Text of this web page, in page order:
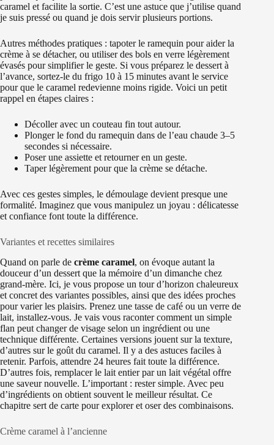
caramel et facilite la sortie. C’est une astuce que j’utilise quand
je suis pressé ou quand je dois servir plusieurs portions.
Autres méthodes pratiques : tapoter le ramequin pour aider la
crème à se détacher, ou utiliser des bols en verre légèrement
évasés pour simplifier le geste. Si vous préparez le dessert à
l’avance, sortez-le du frigo 10 à 15 minutes avant le service
pour que le caramel redevienne moins rigide. Voici un petit
rappel en étapes claires :
Décoller avec un couteau fin tout autour.
Plonger le fond du ramequin dans de l’eau chaude 3–5
secondes si nécessaire.
Poser une assiette et retourner en un geste.
Taper légèrement pour que la crème se détache.
Avec ces gestes simples, le démoulage devient presque une
formalité. Imaginez que vous manipulez un joyau : délicatesse
et confiance font toute la différence.
Variantes et recettes similaires
Quand on parle de crème caramel, on évoque autant la
douceur d’un dessert que la mémoire d’un dimanche chez
grand‑mère. Ici, je vous propose un tour d’horizon chaleureux
et concret des variantes possibles, ainsi que des idées proches
pour varier les plaisirs. Prenez une tasse de café ou un verre de
lait, installez‑vous. Je vais vous raconter comment un simple
flan peut changer de visage selon un ingrédient ou une
technique différente. Certaines versions jouent sur la texture,
d’autres sur le goût du caramel. Il y a des astuces faciles à
retenir. Parfois, attendre 24 heures fait toute la différence.
D’autres fois, remplacer le lait entier par un lait végétal offre
une saveur nouvelle. L’important : rester simple. Avec peu
d’ingrédients on obtient souvent le meilleur résultat. Ce
chapitre sert de carte pour explorer et oser des combinaisons.
Crème caramel à l’ancienne